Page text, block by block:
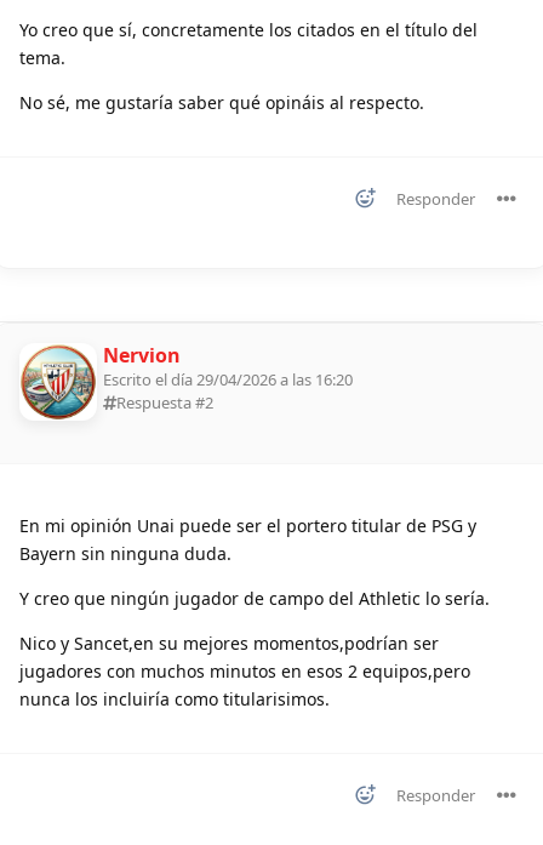
Yo creo que sí, concretamente los citados en el título del
tema.
No sé, me gustaría saber qué opináis al respecto.
Responder
Nervion
Escrito el día 29/04/2026 a las 16:20
Respuesta #2
En mi opinión Unai puede ser el portero titular de PSG y
Bayern sin ninguna duda.
Y creo que ningún jugador de campo del Athletic lo sería.
Nico y Sancet,en su mejores momentos,podrían ser
jugadores con muchos minutos en esos 2 equipos,pero
nunca los incluiría como titularisimos.
Responder